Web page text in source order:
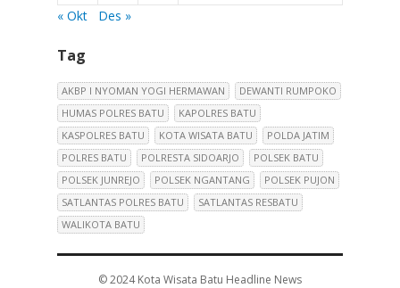
« Okt
Des »
Tag
AKBP I NYOMAN YOGI HERMAWAN
DEWANTI RUMPOKO
HUMAS POLRES BATU
KAPOLRES BATU
KASPOLRES BATU
KOTA WISATA BATU
POLDA JATIM
POLRES BATU
POLRESTA SIDOARJO
POLSEK BATU
POLSEK JUNREJO
POLSEK NGANTANG
POLSEK PUJON
SATLANTAS POLRES BATU
SATLANTAS RESBATU
WALIKOTA BATU
© 2024Kota Wisata Batu Headline News